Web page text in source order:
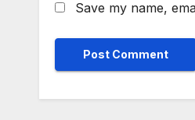
Save my name,